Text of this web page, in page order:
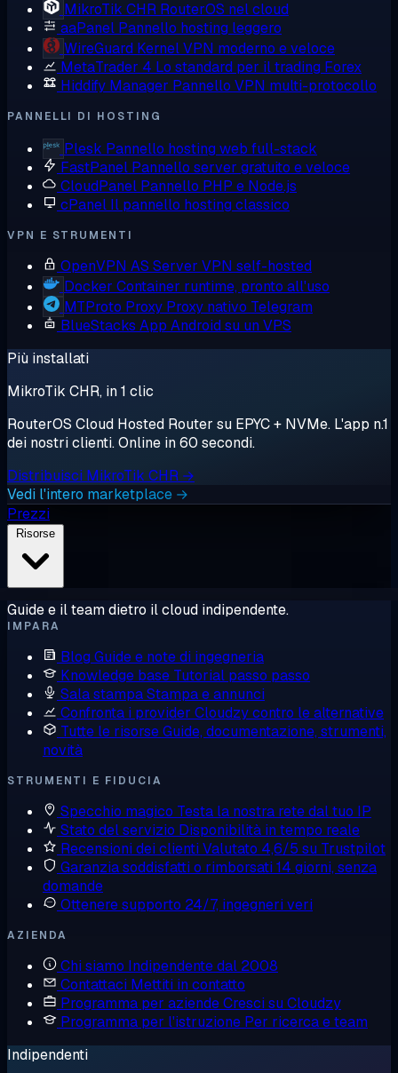
MikroTik CHR RouterOS nel cloud
aaPanel Pannello hosting leggero
WireGuard Kernel VPN moderno e veloce
MetaTrader 4 Lo standard per il trading Forex
Hiddify Manager Pannello VPN multi-protocollo
PANNELLI DI HOSTING
Plesk Pannello hosting web full-stack
FastPanel Pannello server gratuito e veloce
CloudPanel Pannello PHP e Node.js
cPanel Il pannello hosting classico
VPN E STRUMENTI
OpenVPN AS Server VPN self-hosted
Docker Container runtime, pronto all'uso
MTProto Proxy Proxy nativo Telegram
BlueStacks App Android su un VPS
Più installati
MikroTik CHR, in 1 clic
RouterOS Cloud Hosted Router su EPYC + NVMe. L'app n.1
dei nostri clienti. Online in 60 secondi.
Distribuisci MikroTik CHR →
Vedi l'intero marketplace →
Prezzi
Guide e il team dietro il cloud indipendente.
IMPARA
Blog Guide e note di ingegneria
Knowledge base Tutorial passo passo
Sala stampaStampa e annunci
Confronta i provider Cloudzy contro le alternative
Tutte le risorseGuide, documentazione, strumenti,
novità
STRUMENTI E FIDUCIA
Specchio magico Testa la nostra rete dal tuo IP
Stato del servizio Disponibilità in tempo reale
Recensioni dei clienti Valutato 4,6/5 su Trustpilot
Garanzia soddisfatti o rimborsati 14 giorni, senza
domande
Ottenere supporto 24/7, ingegneri veri
AZIENDA
Chi siamo Indipendente dal 2008
Contattaci Mettiti in contatto
Programma per aziendeCresci su Cloudzy
Programma per l'istruzione Per ricerca e team
Indipendenti